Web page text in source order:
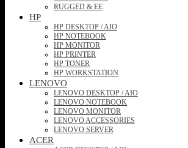
RUGGED & EE
HP
HP DESKTOP / AIO
HP NOTEBOOK
HP MONITOR
HP PRINTER
HP TONER
HP WORKSTATION
LENOVO
LENOVO DESKTOP / AIO
LENOVO NOTEBOOK
LENOVO MONITOR
LENOVO ACCESSORIES
LENOVO SERVER
ACER